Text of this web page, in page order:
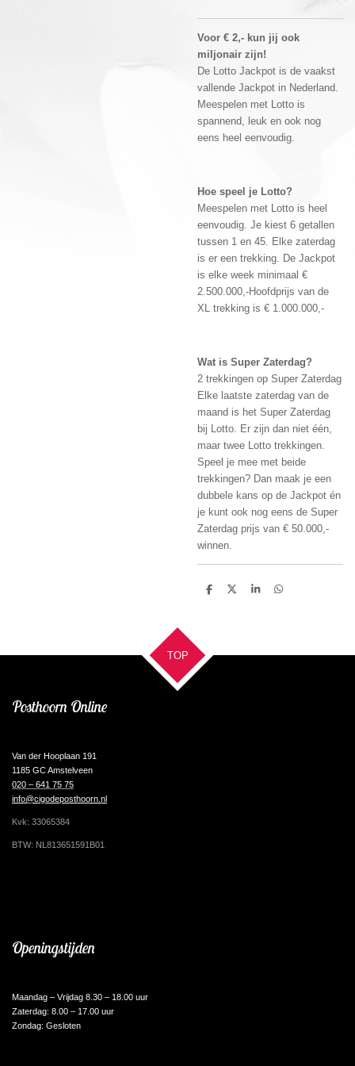
Voor € 2,- kun jij ook
miljonair zijn!
De Lotto Jackpot is de vaakst
vallende Jackpot in Nederland.
Meespelen met Lotto is
spannend, leuk en ook nog
eens heel eenvoudig.
Hoe speel je Lotto?
Meespelen met Lotto is heel
eenvoudig. Je kiest 6 getallen
tussen 1 en 45. Elke zaterdag
is er een trekking. De Jackpot
is elke week minimaal €
2.500.000,-Hoofdprijs van de
XL trekking is € 1.000.000,-
Wat is Super Zaterdag?
2 trekkingen op Super Zaterdag
Elke laatste zaterdag van de
maand is het Super Zaterdag
bij Lotto. Er zijn dan niet één,
maar twee Lotto trekkingen.
Speel je mee met beide
trekkingen? Dan maak je een
dubbele kans op de Jackpot én
je kunt ook nog eens de Super
Zaterdag prijs van € 50.000,-
winnen.
D
D
S
D
TOP
Posthoorn Online
Van der Hooplaan 191
1185 GC Amstelveen
020 – 641 75 75
info@cigodeposthoorn.nl
Kvk: 33065384
BTW: NL813651591B01
Openingstijden
Maandag – Vrijdag 8.30 – 18.00 uur
Zaterdag: 8.00 – 17.00 uur
Zondag: Gesloten